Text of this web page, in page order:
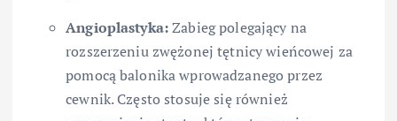
Angioplastyka:Zabieg polegający na
rozszerzeniu zwężonej tętnicy wieńcowej za
pomocą balonika wprowadzanego przez
cewnik. Często stosuje się również